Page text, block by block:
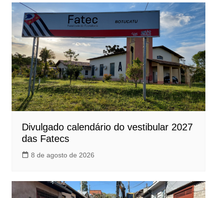
Divulgado calendário do vestibular 2027
das Fatecs
8 de agosto de 2026